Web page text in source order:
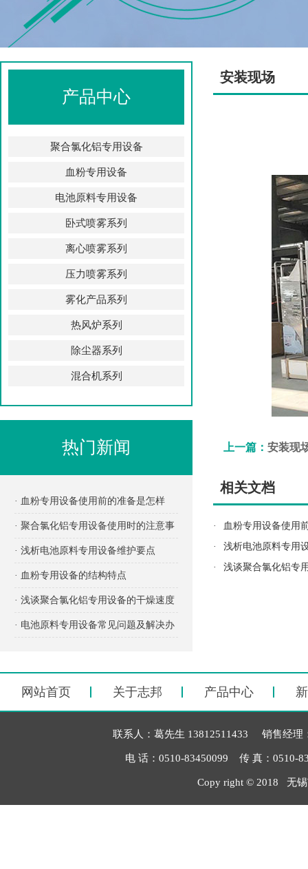
产品中心
聚合氯化铝专用设备
血粉专用设备
电池原料专用设备
卧式喷雾系列
离心喷雾系列
压力喷雾系列
雾化产品系列
热风炉系列
除尘器系列
混合机系列
热门新闻
· 血粉专用设备使用前的准备是怎样
的？
· 聚合氯化铝专用设备使用时的注意事
项有哪些？
· 浅析电池原料专用设备维护要点
· 血粉专用设备的结构特点
· 浅谈聚合氯化铝专用设备的干燥速度
· 电池原料专用设备常见问题及解决办
安装现场
上一篇： 安装现
相关文档
·
血粉专用设备使用
·
浅析电池原料专用
·
浅谈聚合氯化铝专
网站首页 关于志邦 产品中心
联系人：葛先生 13812511433 销售经理
电 话：0510-83450099 传 真：0510-
Copy right © 2018 无